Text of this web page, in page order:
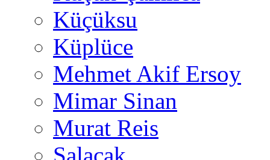
Küçüksu
Küplüce
Mehmet Akif Ersoy
Mimar Sinan
Murat Reis
Salacak